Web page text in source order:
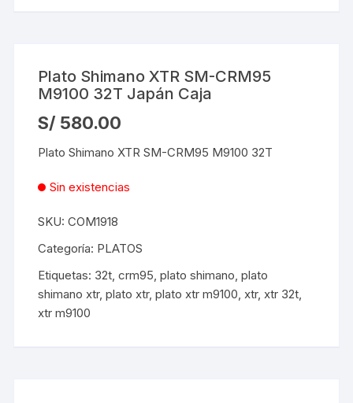
Plato Shimano XTR SM-CRM95
M9100 32T Japán Caja
S/ 580.00
Plato Shimano XTR SM-CRM95 M9100 32T
Sin existencias
SKU:COM1918
Categoría: PLATOS
Etiquetas: 32t ,crm95 ,plato shimano ,plato
shimano xtr,plato xtr,plato xtr m9100 xtr, xtr 32t
xtr m9100